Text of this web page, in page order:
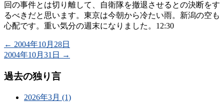
回の事件とは切り離して、自衛隊を撤退させるとの決断をす
るべきだと思います。東京は今朝から冷たい雨。新潟の空も
心配です。重い気分の週末になりました。12:30
← 2004年10月28日
2004年10月31日
→
過去の独り言
2026年3月 (1)